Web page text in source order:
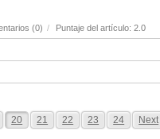
(0) / Puntaje del artículo: 2.0
20 21 22 23 24 Next